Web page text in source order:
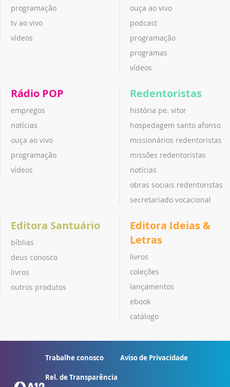
programação
tv ao vivo
vídeos
ouça ao vivo
podcast
programação
programas
vídeos
Rádio POP
empregos
notícias
ouça ao vivo
programação
vídeos
Redentoristas
história pe. vitor
hospedagem santo afonso
missionários redentoristas
missões redentoristas
notícias
obras sociais redentoristas
secretariado vocacional
Editora Santuário
bíblias
deus conosco
livros
outros produtos
Editora Ideias &
Letras
livros
coleções
lançamentos
ebook
catálogo
Trabalhe conosco Aviso de Privacidade
Rel. de Transparência